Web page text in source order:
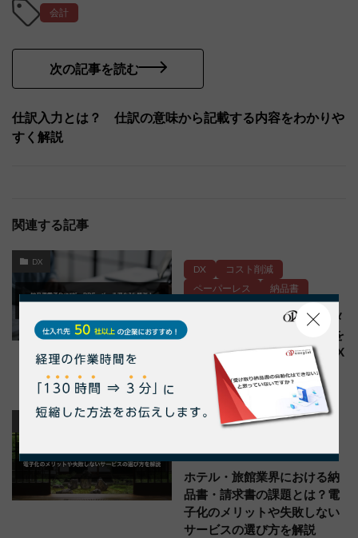
会計
次の記事を読む
仕訳入力とは？ 仕訳の意味から記載する内容をわかりや
すく解説
関連する記事
DX
DX
コスト削減
ペーパーレス
納品書
納品書電子化で“紙・PDF・メ
ール混在”を解消！受取窓口を
一本化してバックオフィスDX
を実現
お役立ち記事
ペーパーレス
ホテル・旅館業界における納
品書・請求書の課題とは？電
子化のメリットや失敗しない
サービスの選び方を解説